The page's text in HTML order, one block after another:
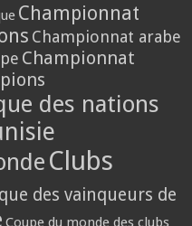
Championnat
Championnat arabe
Championnat
des nations
Clubs
des vainqueurs de
Coupe du monde des clubs